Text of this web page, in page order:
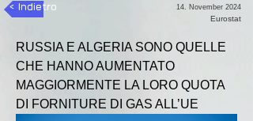
< Indietro 14. November 2024
Eurostat
RUSSIA E ALGERIA SONO QUELLE
CHE HANNO AUMENTATO
MAGGIORMENTE LA LORO QUOTA
DI FORNITURE DI GAS ALL’UE